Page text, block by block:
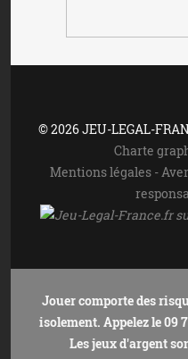
© 2026 JEU-LEGAL-
Charte
Mentions légales-
Jouer comporte des
isolement. Appelez le 09
Les jeux d'argent